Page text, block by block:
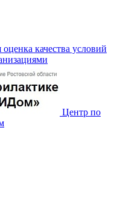
качества условий
Центр по